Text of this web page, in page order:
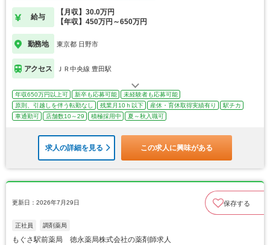
給与
【月収】30.0万円
【年収】450万円～650万円
勤務地 東京都 日野市
アクセス ＪＲ中央線 豊田駅
年収650万円以上可 新卒も応募可能
未経験者も応募可能
原則、引越しを伴う転勤なし
残業月10ｈ以下 産休・育休取得実績有り
駅チカ
車通勤可
店舗数10～29 積極採用中 夏～秋入職可
求人の詳細を見る この求人に興味がある
更新日：2026年7月29日 保存する
正社員 調剤薬局
もぐさ駅前薬局 徳永薬局株式会社の薬剤師求人